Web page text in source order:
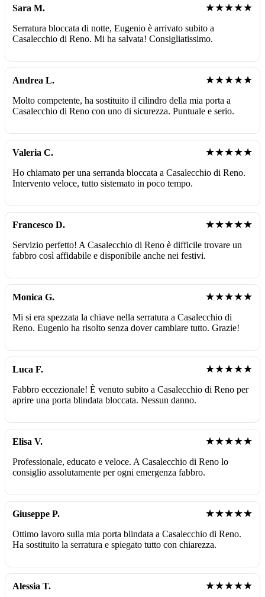
Sara M. ★★★★★
Serratura bloccata di notte, Eugenio è arrivato subito a
Casalecchio di Reno. Mi ha salvata! Consigliatissimo.
Andrea L. ★★★★★
Molto competente, ha sostituito il cilindro della mia porta a
Casalecchio di Reno con uno di sicurezza. Puntuale e serio.
Valeria C. ★★★★★
Ho chiamato per una serranda bloccata a Casalecchio di Reno.
Intervento veloce, tutto sistemato in poco tempo.
Francesco D. ★★★★★
Servizio perfetto! A Casalecchio di Reno è difficile trovare un
fabbro così affidabile e disponibile anche nei festivi.
Monica G. ★★★★★
Mi si era spezzata la chiave nella serratura a Casalecchio di
Reno. Eugenio ha risolto senza dover cambiare tutto. Grazie!
Luca F. ★★★★★
Fabbro eccezionale! È venuto subito a Casalecchio di Reno per
aprire una porta blindata bloccata. Nessun danno.
Elisa V. ★★★★★
Professionale, educato e veloce. A Casalecchio di Reno lo
consiglio assolutamente per ogni emergenza fabbro.
Giuseppe P. ★★★★★
Ottimo lavoro sulla mia porta blindata a Casalecchio di Reno.
Ha sostituito la serratura e spiegato tutto con chiarezza.
Alessia T. ★★★★★